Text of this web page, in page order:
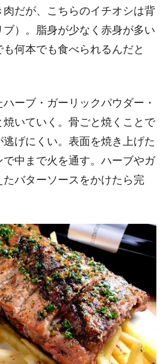
だが、こちらのイチオシは背
）。脂身が少なく赤身が多い
何本でも食べられるんだと
ーブ・ガーリックパウダー・
いていく。骨ごと焼くことで
げにくい。表面を焼き上げた
で中まで火を通す。ハーブやガ
バターソースをかけたら完